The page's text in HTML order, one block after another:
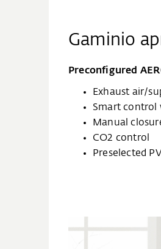
Gaminio
Preconfigured
Exhaust air/
Smart control
Manual
CO2 control
Preselected